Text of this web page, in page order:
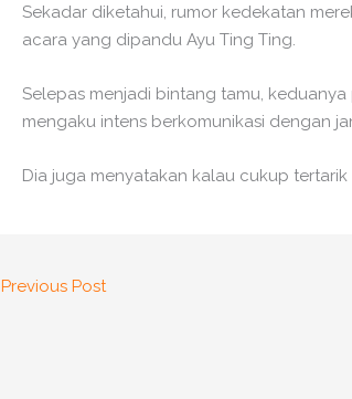
Sekadar diketahui, rumor kedekatan
acara yang dipandu Ayu Ting Ting.
Selepas menjadi bintang tamu,
mengaku intens berkomunikasi dengan
Dia juga menyatakan kalau cukup
Previous Post